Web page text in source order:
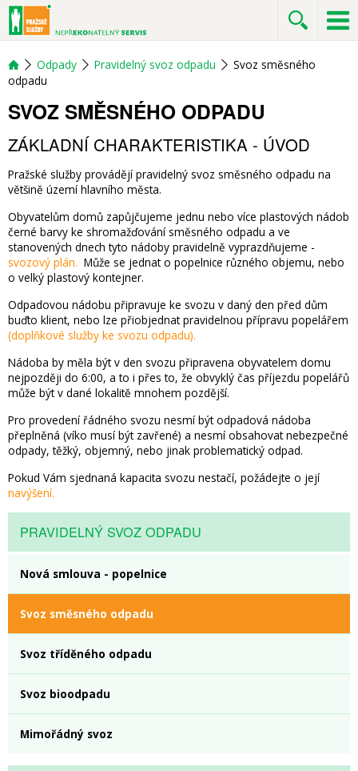
Odpady Pravidelný svoz odpadu
Svoz směsného
odpadu
SVOZ SMĚSNÉHO ODPADU
ZÁKLADNÍ CHARAKTERISTIKA - ÚVOD
Pražské služby provádějí pravidelný svoz směsného odpadu na
většině území hlavního města.
Obyvatelům domů zapůjčujeme jednu nebo více plastových nádob
černé barvy ke shromažďování směsného odpadu a ve
stanovených dnech tyto nádoby pravidelně vyprazdňujeme -
svozový plán. Může se jednat o popelnice různého objemu, nebo
o velký plastový kontejner.
Odpadovou nádobu připravuje ke svozu v daný den před dům
buďto klient, nebo lze přiobjednat pravidelnou přípravu popelářem
(doplňkové služby ke svozu odpadu).
Nádoba by měla být v den svozu připravena obyvatelem domu
nejpozději do 6:00, a to i přes to, že obvyklý čas příjezdu popelářů
může být v dané lokalitě mnohem pozdější.
Pro provedení řádného svozu nesmí být odpadová nádoba
přeplněná (víko musí být zavřené) a nesmí obsahovat nebezpečné
odpady, těžký, objemný, nebo jinak problematický odpad.
Pokud Vám sjednaná kapacita svozu nestačí, požádejte o její
navýšení.
PRAVIDELNÝ SVOZ ODPADU
Nová smlouva - popelnice
Svoz směsného odpadu
Svoz tříděného odpadu
Svoz bioodpadu
Mimořádný svoz